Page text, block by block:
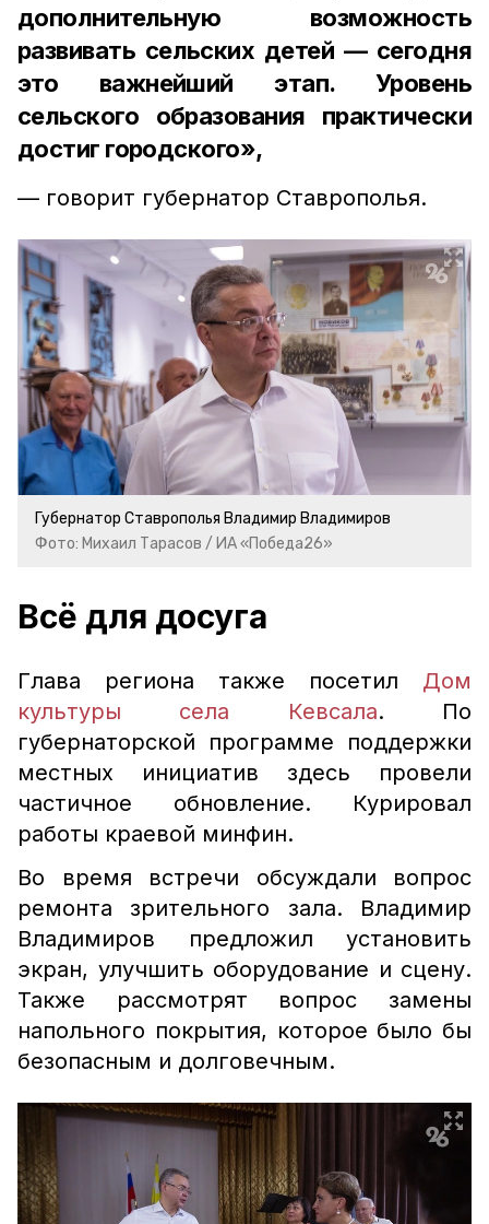
дополнительную возможность
развивать сельских детей — сегодня
это важнейший этап. Уровень
сельского образования практически
достиг городского»,
— говорит губернатор Ставрополья.
Губернатор Ставрополья Владимир Владимиров
Фото: Михаил Тарасов / ИА «Победа26»
Всё для досуга
Глава региона также посетил Дом
культуры села Кевсала. По
губернаторской программе поддержки
местных инициатив здесь провели
частичное обновление. Курировал
работы краевой минфин.
Во время встречи обсуждали вопрос
ремонта зрительного зала. Владимир
Владимиров предложил установить
экран, улучшить оборудование и сцену.
Также рассмотрят вопрос замены
напольного покрытия, которое было бы
безопасным и долговечным.